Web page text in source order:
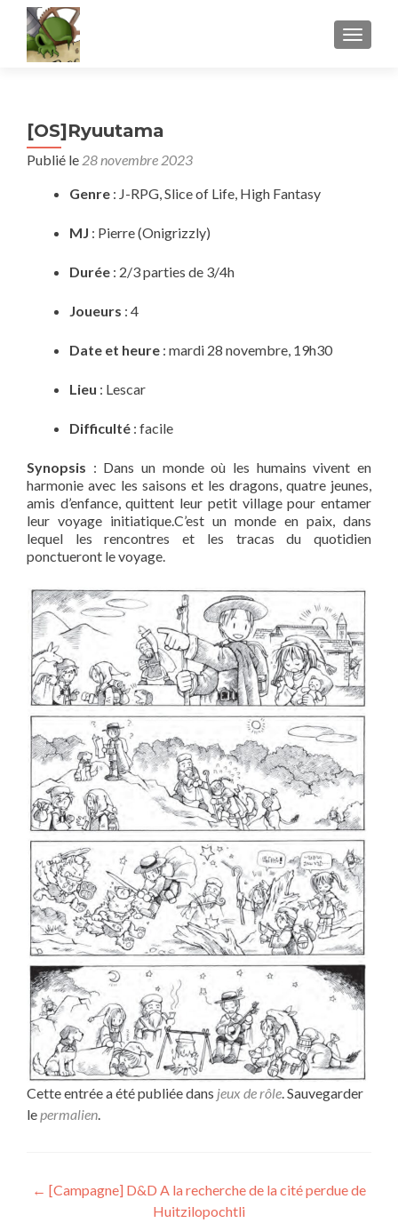
[OS]Ryuutama
Publié le 28 novembre 2023
Genre : J-RPG, Slice of Life, High Fantasy
MJ : Pierre (Onigrizzly)
Durée : 2/3 parties de 3/4h
Joueurs : 4
Date et heure : mardi 28 novembre, 19h30
Lieu : Lescar
Difficulté : facile
Synopsis : Dans un monde où les humains vivent en
harmonie avec les saisons et les dragons, quatre jeunes,
amis d’enfance, quittent leur petit village pour entamer
leur voyage initiatique.C’est un monde en paix, dans
lequel les rencontres et les tracas du quotidien
ponctueront le voyage.
Cette entrée a été publiée dans jeux de rôle. Sauvegarder
lepermalien.
Navigation
← [Campagne] D&D A la recherche de la cité perdue de
Huitzilopochtli